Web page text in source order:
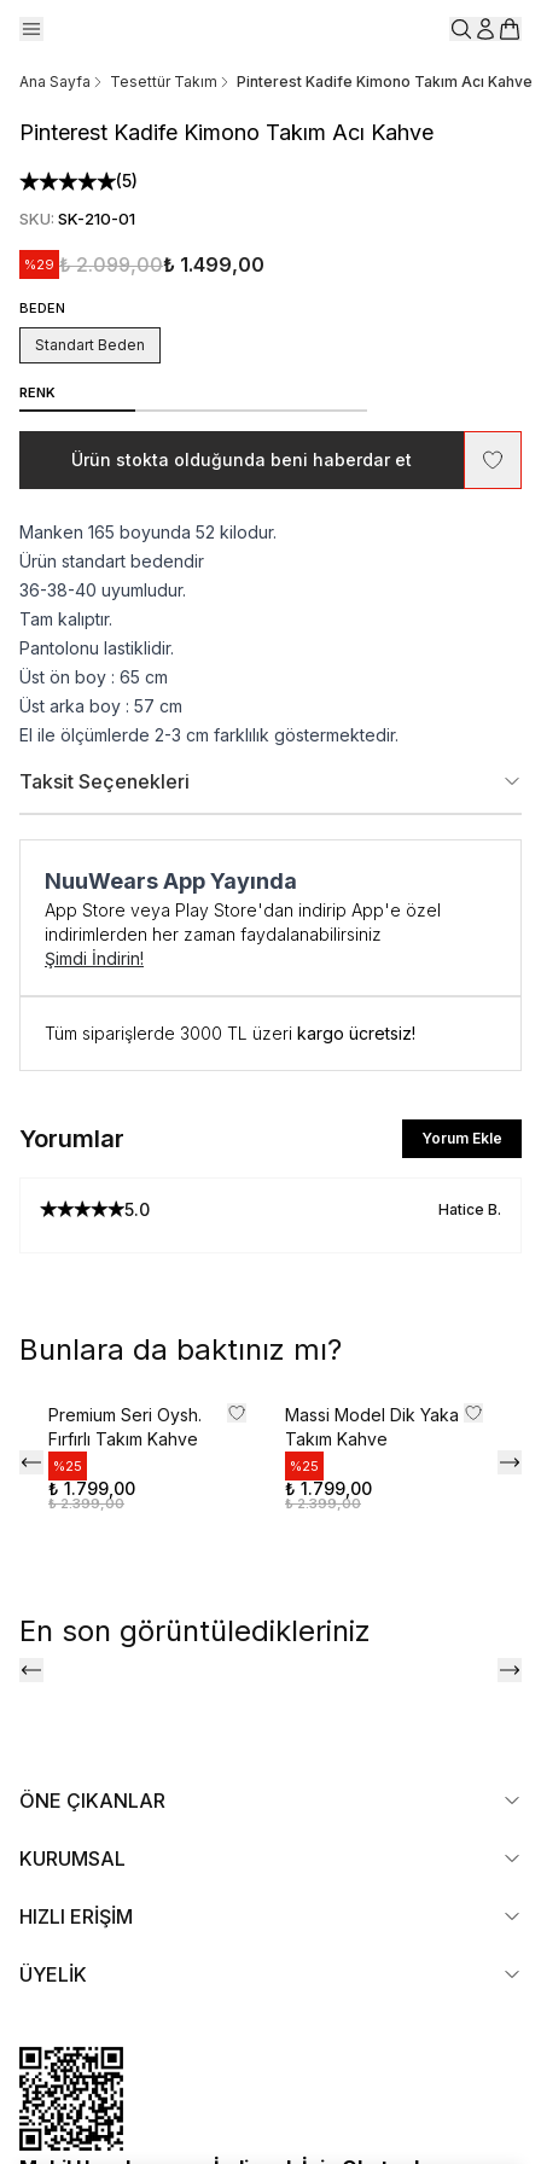
Ana Sayfa Tesettür Takım Pinterest Kadife Kimono Takım Acı Kahve
Pinterest Kadife Kimono Takım Acı Kahve
(5)
SKU: SK-210-01
%29 ₺ 2.099,00₺ 1.499,00
BEDEN
Standart Beden
RENK
Ürün stokta olduğunda beni haberdar et
Manken 165 boyunda 52 kilodur.
Ürün standart bedendir
36-38-40 uyumludur.
Tam kalıptır.
Pantolonu lastiklidir.
Üst ön boy : 65 cm
Üst arka boy : 57 cm
El ile ölçümlerde 2-3 cm farklılık göstermektedir.
Taksit Seçenekleri
NuuWears App Yayında
App Store veya Play Store'dan indirip App'e özel
indirimlerden her zaman faydalanabilirsiniz
Şimdi İndirin!
Tüm siparişlerde 3000 TL üzeri kargo ücretsiz!
Yorumlar Yorum Ekle
5.0 Hatice B.
Bunlara da baktınız mı?
Premium Seri Oysh.
Fırfırlı Takım Kahve
%25
₺ 1.799,00
₺ 2.399,00
Massi Model Dik Yaka
Takım Kahve
%25
₺ 1.799,00
₺ 2.399,00
En son görüntüledikleriniz
ÖNE ÇIKANLAR
KURUMSAL
HIZLI ERİŞİM
ÜYELİK